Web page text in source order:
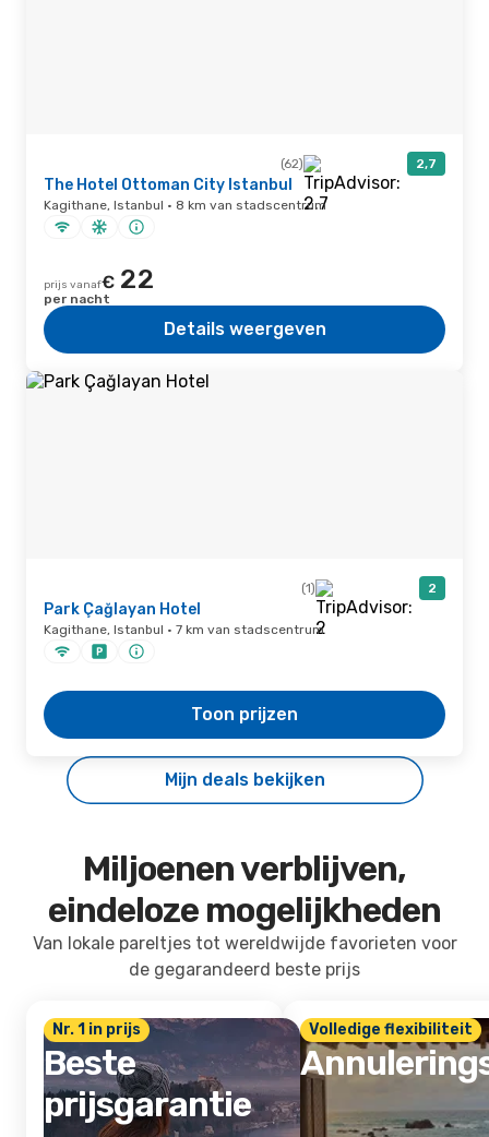
(62) 2,7
The Hotel Ottoman City Istanbul
Kagithane, Istanbul · 8 km van stadscentrum
prijs vanaf€ 22
per nacht
Details weergeven
(1) 2
Park Çağlayan Hotel
Kagithane, Istanbul · 7 km van stadscentrum
Toon prijzen
Mijn deals bekijken
Miljoenen verblijven,
eindeloze mogelijkheden
Van lokale pareltjes tot wereldwijde favorieten voor
de gegarandeerd beste prijs
Nr. 1 in prijs
Beste
prijsgarantie
Volledige flexibiliteit